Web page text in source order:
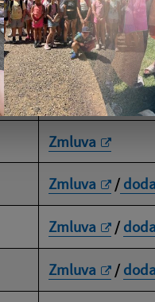
Zmluva /
Zmluva /
Zmluva
Zmluva
Zmluva /
Zmluva /
Zmluva /